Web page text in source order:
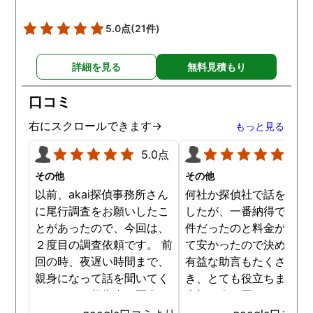
5.0点(21件)
詳細を見る 無料見積もり
口コミ
右にスクロールできます→ もっと見る
5.0点
その他
以前、akai探偵事務所さん
に尾行調査をお願いしたこ
とがあったので、今回は、
２度目の調査依頼です。 前
回の時、夜遅い時間まで、
親身になって話を聞いてく
れたのと、報告書の写真
その他
何社か探偵社で話を聞き
したが、一番納得できる
件だったのと料金が比較
て安かったので決めまし
有益な助言もたくさん頂
き、とても役立ちました
大切な人が困っていたら